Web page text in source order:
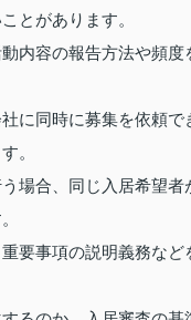
とがあります。
内容の報告方法や頻
に同時に募集を依頼
。
場合、同じ入居希望
要事項の説明義務な